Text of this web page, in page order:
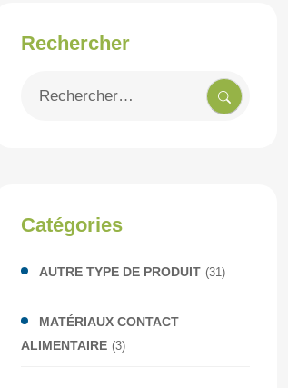
Rechercher
pour
Catégories
AUTRE TYPE DE PRODUIT (31)
MATÉRIAUX CONTACT
ALIMENTAIRE (3)